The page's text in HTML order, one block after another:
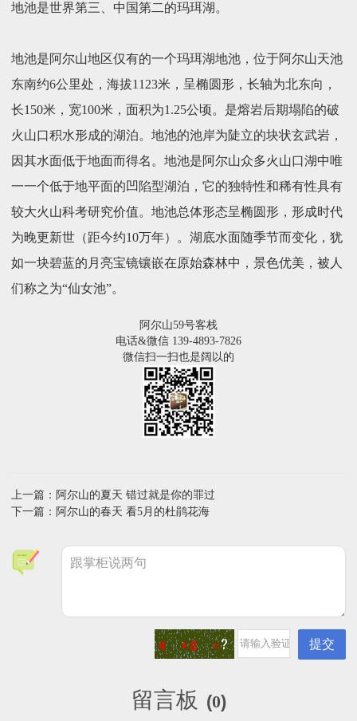
地池是世界第三、中国第二的玛珥湖。
地池是阿尔山地区仅有的一个玛珥湖地池，位于阿尔山天池
东南约6公里处，海拔1123米，呈椭圆形，长轴为北东向，
长150米，宽100米，面积为1.25公顷。是熔岩后期塌陷的破
火山口积水形成的湖泊。地池的池岸为陡立的块状玄武岩，
因其水面低于地面而得名。地池是阿尔山众多火山口湖中唯
一一个低于地平面的凹陷型湖泊，它的独特性和稀有性具有
较大火山科考研究价值。地池总体形态呈椭圆形，形成时代
为晚更新世（距今约10万年）。湖底水面随季节而变化，犹
如一块碧蓝的月亮宝镜镶嵌在原始森林中，景色优美，被人
们称之为“仙女池”。
阿尔山59号客栈
电话&微信 139-4893-7826
微信扫一扫也是阔以的
上一篇：阿尔山的夏天 错过就是你的罪过
下一篇：阿尔山的春天 看5月的杜鹃花海
留言板 (0)